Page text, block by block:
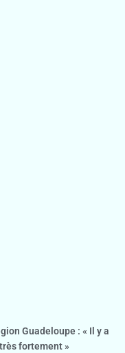
Guadeloupe : « Il y a
fortement »